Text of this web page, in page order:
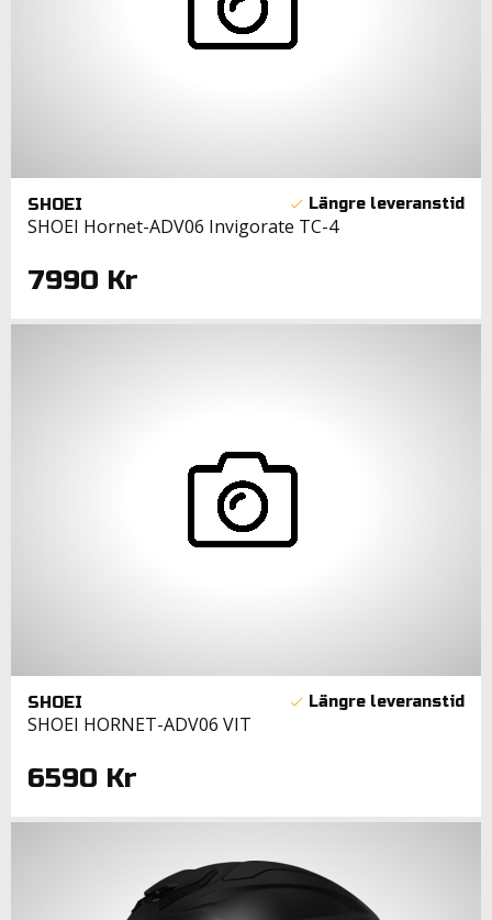
SHOEI
SHOEI Hornet-ADV06 Invigorate TC-4
7990 Kr
SHOEI
SHOEI HORNET-ADV06 VIT
6590 Kr